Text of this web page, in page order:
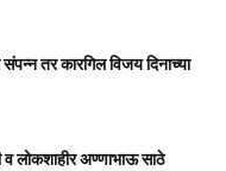
तर कारगिल विजय दिनाच्या
व लोकशाहीर अण्णाभाऊ साठे